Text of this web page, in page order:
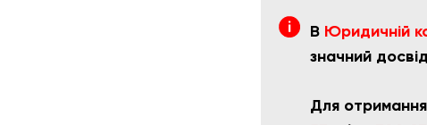
В Юридичній
значний
Для